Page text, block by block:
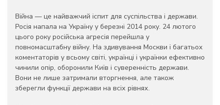
Війна — це найважчий іспит для суспільства і держави.
Росія напала на Україну у березні 2014 року. 24 лютого
цього року російська агресія перейшла у
повномасштабну війну. На здивування Москви і багатьох
коментаторів у всьому світі, українці і українки ефективно
чинили опір, оборонили Київ і суверенність держави.
Вони не лише затримали вторгнення, але також
зберегли функції держави на всіх рівнях.